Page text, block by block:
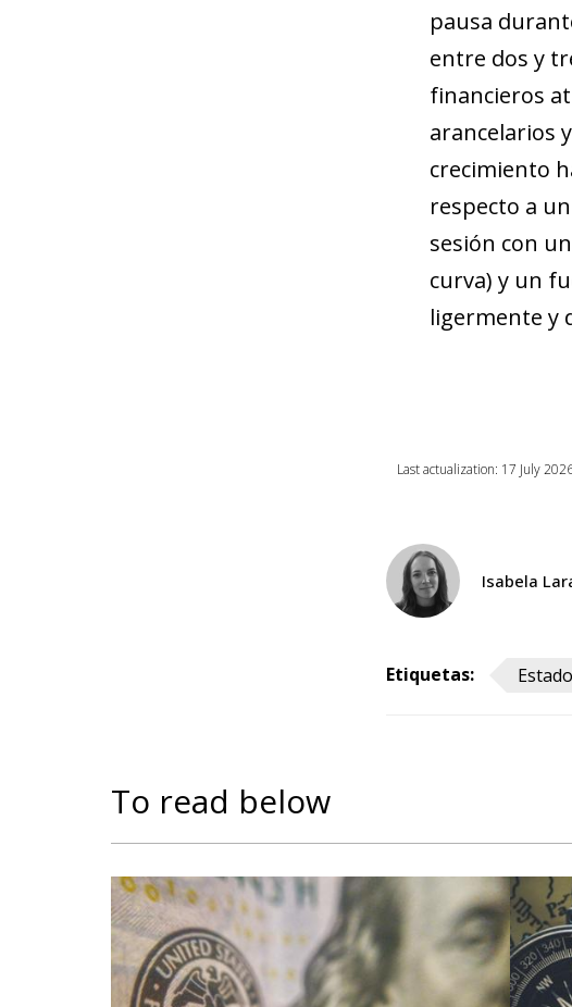
pausa
entre dos y
financieros
arancelarios
crecimiento
respecto a
sesión con
curva) y un
ligermente y
Last actualization: 17 July
Isabela
Etiquetas:
To read below